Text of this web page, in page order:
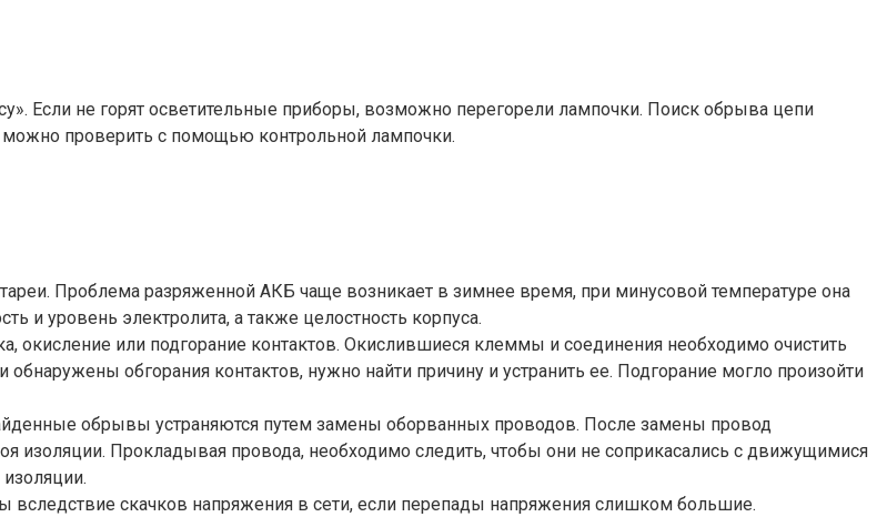
Если не горят осветительные приборы, возможно перегорели лампочки. Поиск обрыва цепи
проверить с помощью контрольной лампочки.
Проблема разряженной АКБ чаще возникает в зимнее время, при минусовой температуре она
и уровень электролита, а также целостность корпуса.
окисление или подгорание контактов. Окислившиеся клеммы и соединения необходимо очистить
обгорания контактов, нужно найти причину и устранить ее. Подгорание могло произойти
обрывы устраняются путем замены оборванных проводов. После замены провод
изоляции. Прокладывая провода, необходимо следить, чтобы они не соприкасались с движущимися
вследствие скачков напряжения в сети, если перепады напряжения слишком большие.